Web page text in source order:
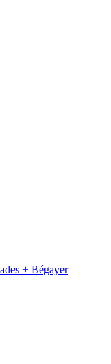
+ Bégayer